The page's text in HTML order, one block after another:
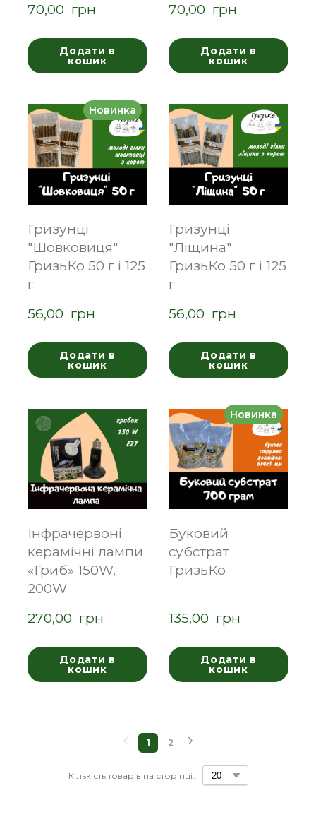
70,00  грн
Додати в
кошик
70,00  грн
Додати в
кошик
Новинка
Гризунці
"Шовковиця"
ГризьКо 50 г і 125
г
56,00  грн
Додати в
кошик
Гризунці
"Ліщина"
ГризьКо 50 г і 125
г
56,00  грн
Додати в
кошик
Інфрачервоні
керамічні лампи
«Гриб» 150W,
200W
270,00  грн
Додати в
кошик
Новинка
Буковий
субстрат
ГризьКо
135,00  грн
Додати в
кошик
Кількість товарів на сторінці::
1 2